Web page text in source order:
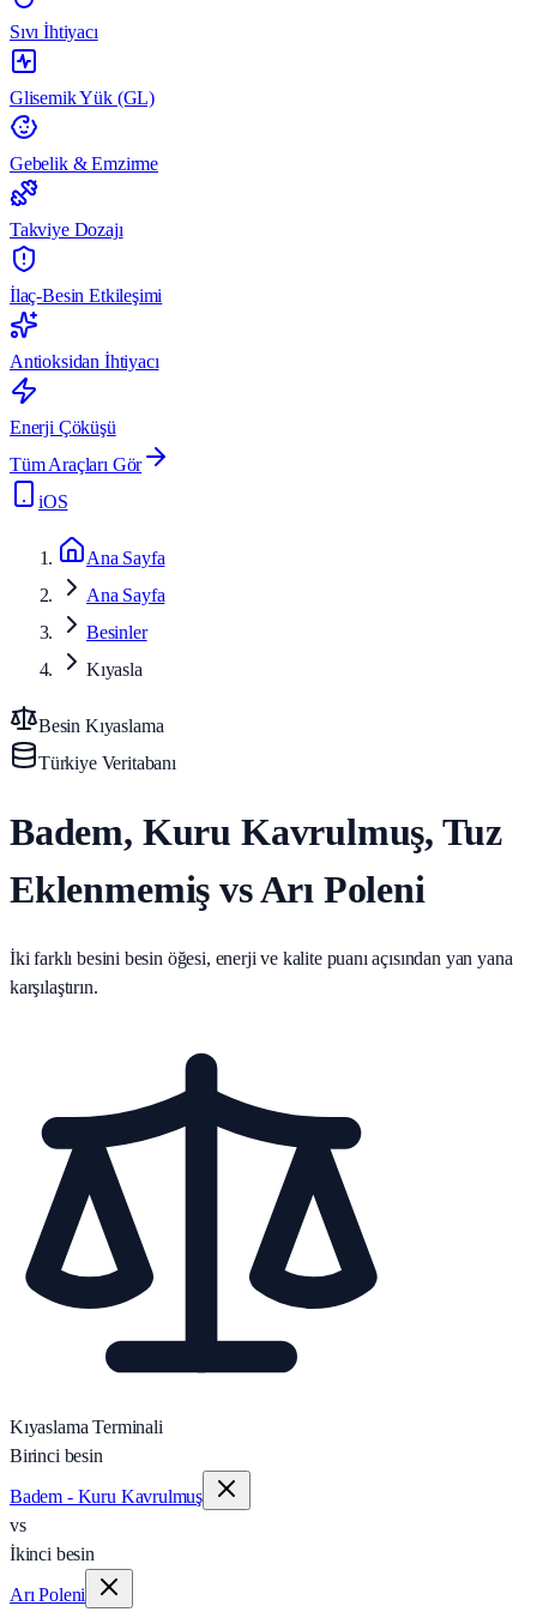
Sıvı İhtiyacı
Glisemik Yük (GL)
Gebelik & Emzirme
Takviye Dozajı
İlaç-Besin Etkileşimi
Antioksidan İhtiyacı
Enerji Çöküşü
Tüm Araçları Gör
iOS
Ana Sayfa
Ana Sayfa
Besinler
Kıyasla
Besin Kıyaslama
Türkiye Veritabanı
Badem, Kuru Kavrulmuş, Tuz
Eklenmemiş vs Arı Poleni
İki farklı besini besin öğesi, enerji ve kalite puanı açısından yan yana
karşılaştırın.
Kıyaslama Terminali
Birinci besin
Badem - Kuru Kavrulmuş
vs
İkinci besin
Arı Poleni